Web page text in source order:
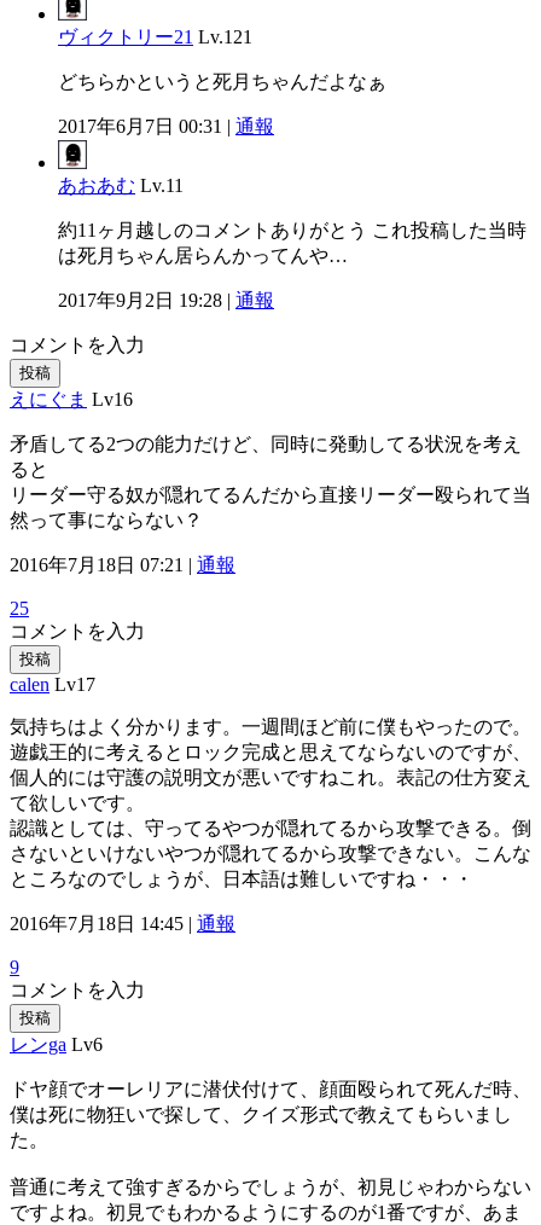
ヴィクトリー21 Lv.121
どちらかというと死月ちゃんだよなぁ
2017年6月7日 00:31 | 通報
あおあむ Lv.11
約11ヶ月越しのコメントありがとう これ投稿した当時
は死月ちゃん居らんかってんや…
2017年9月2日 19:28 | 通報
コメントを入力
投稿
えにぐま Lv16
矛盾してる2つの能力だけど、同時に発動してる状況を考え
ると
リーダー守る奴が隠れてるんだから直接リーダー殴られて当
然って事にならない？
2016年7月18日 07:21 | 通報
25
コメントを入力
投稿
calen Lv17
気持ちはよく分かります。一週間ほど前に僕もやったので。
遊戯王的に考えるとロック完成と思えてならないのですが、
個人的には守護の説明文が悪いですねこれ。表記の仕方変え
て欲しいです。
認識としては、守ってるやつが隠れてるから攻撃できる。倒
さないといけないやつが隠れてるから攻撃できない。こんな
ところなのでしょうが、日本語は難しいですね・・・
2016年7月18日 14:45 | 通報
9
コメントを入力
投稿
レンga Lv6
ドヤ顔でオーレリアに潜伏付けて、顔面殴られて死んだ時、
僕は死に物狂いで探して、クイズ形式で教えてもらいまし
た。
普通に考えて強すぎるからでしょうが、初見じゃわからない
ですよね。初見でもわかるようにするのが1番ですが、あま